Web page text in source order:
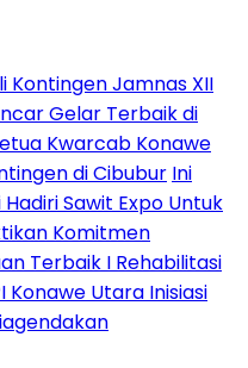
Kontingen Jamnas XII
Gelar Terbaik di
Kwarcab Konawe
di Cibubur Ini
Sawit Expo Untuk
Komitmen
Terbaik I Rehabilitasi
Konawe Utara Inisiasi